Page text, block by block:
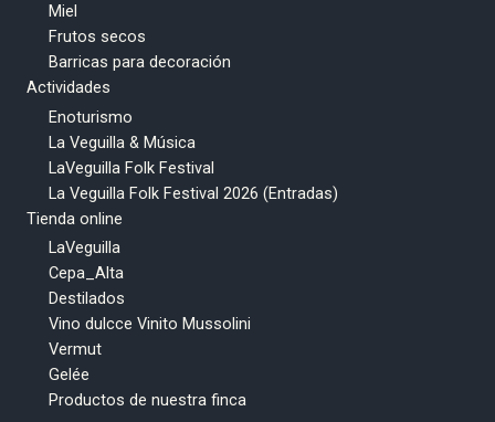
Miel
Frutos secos
Barricas para decoración
Actividades
Enoturismo
La Veguilla & Música
LaVeguilla Folk Festival
La Veguilla Folk Festival 2026 (Entradas)
Tienda online
LaVeguilla
Cepa_Alta
Destilados
Vino dulcce Vinito Mussolini
Vermut
Gelée
Productos de nuestra finca